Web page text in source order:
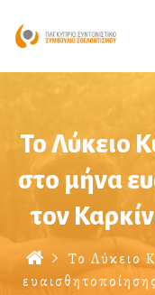
Το Λύκειο
στο μήνα
τον
Το Λύκειο